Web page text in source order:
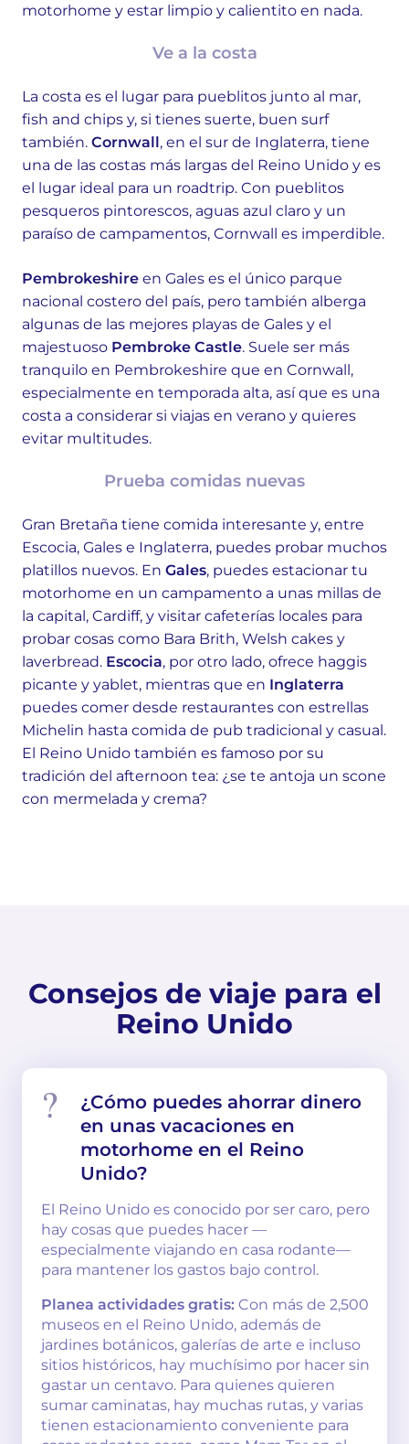
motorhome y estar limpio y calientito en nada.
Ve a la costa
La costa es el lugar para pueblitos junto al mar,
fish and chips y, si tienes suerte, buen surf
también. Cornwall, en el sur de Inglaterra, tiene
una de las costas más largas del Reino Unido y es
el lugar ideal para un roadtrip. Con pueblitos
pesqueros pintorescos, aguas azul claro y un
paraíso de campamentos, Cornwall es imperdible.
Pembrokeshire en Gales es el único parque
nacional costero del país, pero también alberga
algunas de las mejores playas de Gales y el
majestuoso Pembroke Castle. Suele ser más
tranquilo en Pembrokeshire que en Cornwall,
especialmente en temporada alta, así que es una
costa a considerar si viajas en verano y quieres
evitar multitudes.
Prueba comidas nuevas
Gran Bretaña tiene comida interesante y, entre
Escocia, Gales e Inglaterra, puedes probar muchos
platillos nuevos. En Gales, puedes estacionar tu
motorhome en un campamento a unas millas de
la capital, Cardiff, y visitar cafeterías locales para
probar cosas como Bara Brith, Welsh cakes y
laverbread. Escocia, por otro lado, ofrece haggis
picante y yablet, mientras que en Inglaterra
puedes comer desde restaurantes con estrellas
Michelin hasta comida de pub tradicional y casual.
El Reino Unido también es famoso por su
tradición del afternoon tea: ¿se te antoja un scone
con mermelada y crema?
Consejos de viaje para el
Reino Unido
¿Cómo puedes ahorrar dinero
en unas vacaciones en
motorhome en el Reino
Unido?
El Reino Unido es conocido por ser caro, pero
hay cosas que puedes hacer —
especialmente viajando en casa rodante—
para mantener los gastos bajo control.
Planea actividades gratis: Con más de 2,500
museos en el Reino Unido, además de
jardines botánicos, galerías de arte e incluso
sitios históricos, hay muchísimo por hacer sin
gastar un centavo. Para quienes quieren
sumar caminatas, hay muchas rutas, y varias
tienen estacionamiento conveniente para